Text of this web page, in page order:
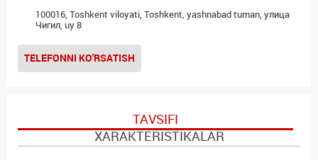
100016, Toshkent viloyati, Toshkent, yashnabad tuman, улица
Чигил, uy 8
TELEFONNI KO'RSATISH
TAVSIFI
XARAKTERISTIKALAR